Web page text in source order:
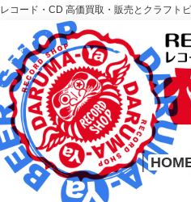
レコード・CD 高価買取・販売とクラフト
レコード高価買取はこちら
HOME
│